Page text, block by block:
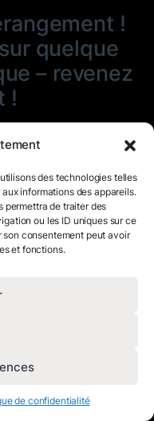
des technologies telles
informations des appareils.
permettra de traiter des
ou les ID uniques sur ce
son consentement peut avoir
et fonctions.
de confidentialité
!
quelque
– revenez
!